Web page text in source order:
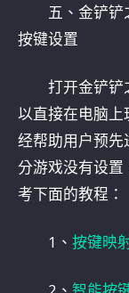
五、金铲
按键设置
打开金铲铲
以直接在电脑
经帮助用户预
分游戏没有设
考下面的教程：
1、 按键映